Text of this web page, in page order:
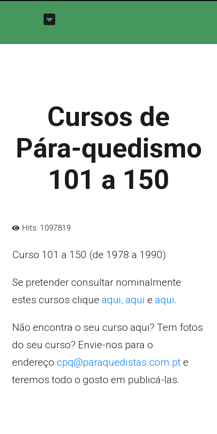
Cursos de
Pára-quedismo
101 a 150
Hits: 1097819
Curso 101 a 150 (de 1978 a 1990)
Se pretender consultar nominalmente
estes cursos clique aqui, aqui e aqui.
Não encontra o seu curso aqui? Tem fotos
do seu curso? Envie-nos para o
endereço cpq@paraquedistas.com.pt e
teremos todo o gosto em publicá-las.